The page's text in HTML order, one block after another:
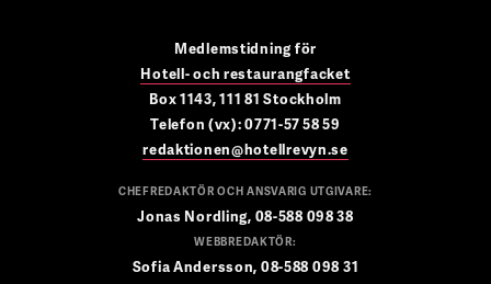
Medlemstidning för
Hotell- och restaurangfacket
Box 1143, 111 81 Stockholm
Telefon (vx): 0771-57 58 59
redaktionen@hotellrevyn.se
CHEFREDAKTÖR OCH ANSVARIG UTGIVARE:
Jonas Nordling, 08-588 098 38
WEBBREDAKTÖR:
Sofia Andersson, 08-588 098 31